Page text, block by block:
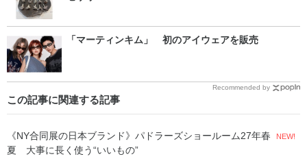
「マーティンキム」 初のアイウェアを販売
Recommended by
この記事に関連する記事
《NY合同展の日本ブランド》パドラーズショールーム27年春
夏 大事に長く使う“いいもの”
NEW!